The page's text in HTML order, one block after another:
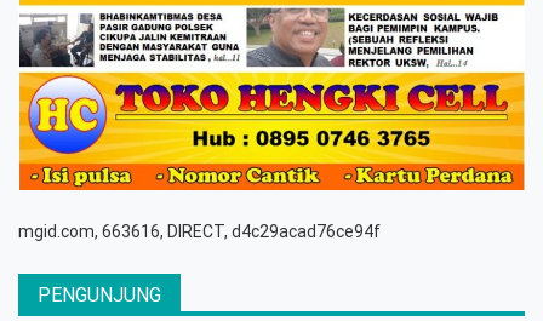
mgid.com, 663616, DIRECT, d4c29acad76ce94f
PENGUNJUNG